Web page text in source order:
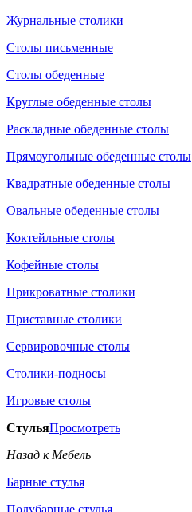
Журнальные столики
Столы письменные
Столы обеденные
Круглые обеденные столы
Раскладные обеденные столы
Прямоугольные обеденные столы
Квадратные обеденные столы
Овальные обеденные столы
Коктейльные столы
Кофейные столы
Прикроватные столики
Приставные столики
Сервировочные столы
Столики-подносы
Игровые столы
СтульяПросмотреть
Назад к Мебель
Барные стулья
Полубарные стулья